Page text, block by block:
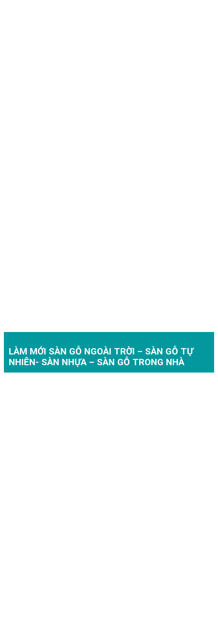
LÀM MỚI SÀN GỖ NGOÀI TRỜI – SÀN GỖ TỰ
NHIÊN- SÀN NHỰA – SÀN GỖ TRONG NHÀ